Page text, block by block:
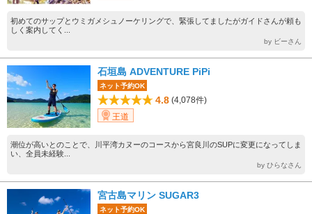
初めてのサップとウミガメシュノーケリングで、緊張してましたがガイドさんが頼も
しく案内してく...
by ビーさん
石垣島 ADVENTURE PiPi
ネット予約OK
4.8 (4,078件)
王道
潮位が高いとのことで、川平湾カヌーのコースから宮良川のSUPに変更になってしま
い、全員未経験...
by ひらなさん
宮古島マリン SUGAR3
ネット予約OK